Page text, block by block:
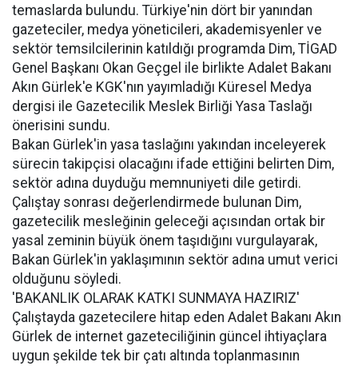
temaslarda bulundu. Türkiye'nin dört bir yanından
gazeteciler, medya yöneticileri, akademisyenler ve
sektör temsilcilerinin katıldığı programda Dim, TİGAD
Genel Başkanı Okan Geçgel ile birlikte Adalet Bakanı
Akın Gürlek'e KGK'nın yayımladığı Küresel Medya
dergisi ile Gazetecilik Meslek Birliği Yasa Taslağı
önerisini sundu.
Bakan Gürlek'in yasa taslağını yakından inceleyerek
sürecin takipçisi olacağını ifade ettiğini belirten Dim,
sektör adına duyduğu memnuniyeti dile getirdi.
Çalıştay sonrası değerlendirmede bulunan Dim,
gazetecilik mesleğinin geleceği açısından ortak bir
yasal zeminin büyük önem taşıdığını vurgulayarak,
Bakan Gürlek'in yaklaşımının sektör adına umut verici
olduğunu söyledi.
'BAKANLIK OLARAK KATKI SUNMAYA HAZIRIZ'
Çalıştayda gazetecilere hitap eden Adalet Bakanı Akın
Gürlek de internet gazeteciliğinin güncel ihtiyaçlara
uygun şekilde tek bir çatı altında toplanmasının